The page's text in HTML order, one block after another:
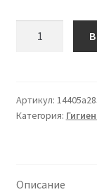
and
Insole
Артикул:
Категория:
Описание